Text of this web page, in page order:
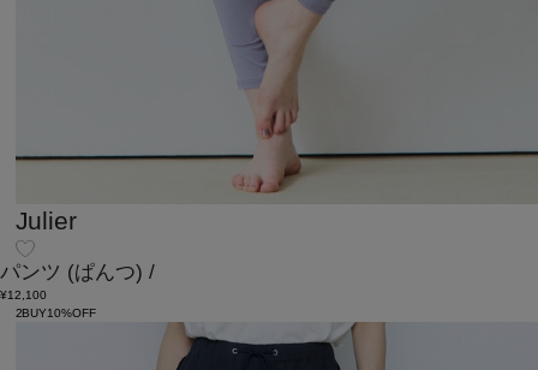
Julier
パンツ (ぱんつ) /
¥12,100
2BUY10%OFF